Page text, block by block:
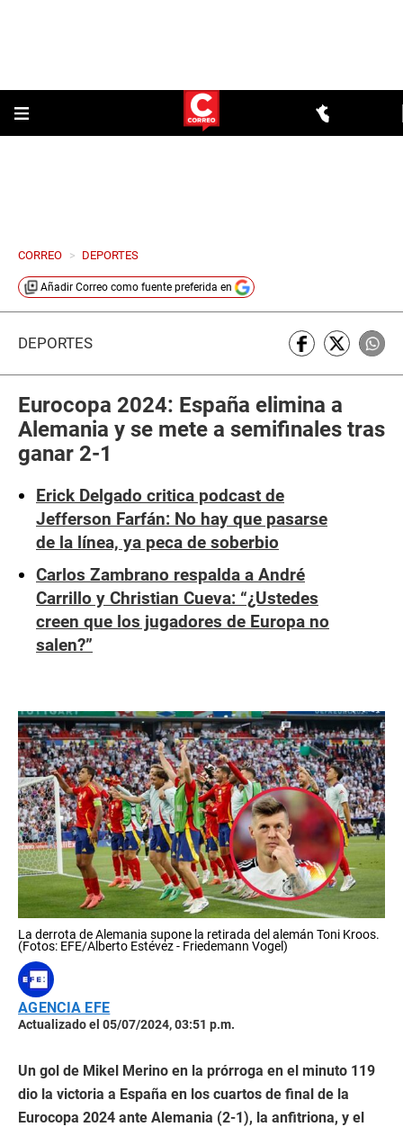
CORREO > DEPORTES
Añadir Correo como fuente preferida en
DEPORTES
Eurocopa 2024: España elimina a
Alemania y se mete a semifinales tras
ganar 2-1
Erick Delgado critica podcast de
Jefferson Farfán: No hay que pasarse
de la línea, ya peca de soberbio
Carlos Zambrano respalda a André
Carrillo y Christian Cueva: “¿Ustedes
creen que los jugadores de Europa no
salen?”
La derrota de Alemania supone la retirada del alemán Toni Kroos.
(Fotos: EFE/Alberto Estévez - Friedemann Vogel)
AGENCIA EFE
Actualizado el 05/07/2024, 03:51 p.m.
Un gol de Mikel Merino en la prórroga en el minuto 119
dio la victoria a España en los cuartos de final de la
Eurocopa 2024 ante Alemania (2-1), la anfitriona, y el